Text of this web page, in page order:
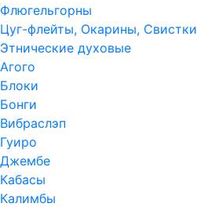
Флюгельгорны
Цуг-флейты, Окарины, Свистки
Этнические духовые
Агого
Блоки
Бонги
Вибраслэп
Гуиро
Джембе
Кабасы
Калимбы